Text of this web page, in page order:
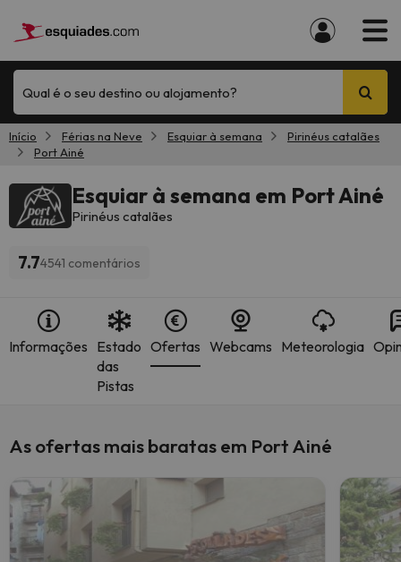
Qual é o seu destino ou alojamento?
Início Férias na Neve Esquiar à semana
Pirinéus catalães
Port Ainé
Esquiar à semana em Port Ainé
Pirinéus catalães
7.74541 comentários
Informações Estado
das
Pistas
Ofertas Webcams Meteorologia
As ofertas mais baratas em Port Ainé